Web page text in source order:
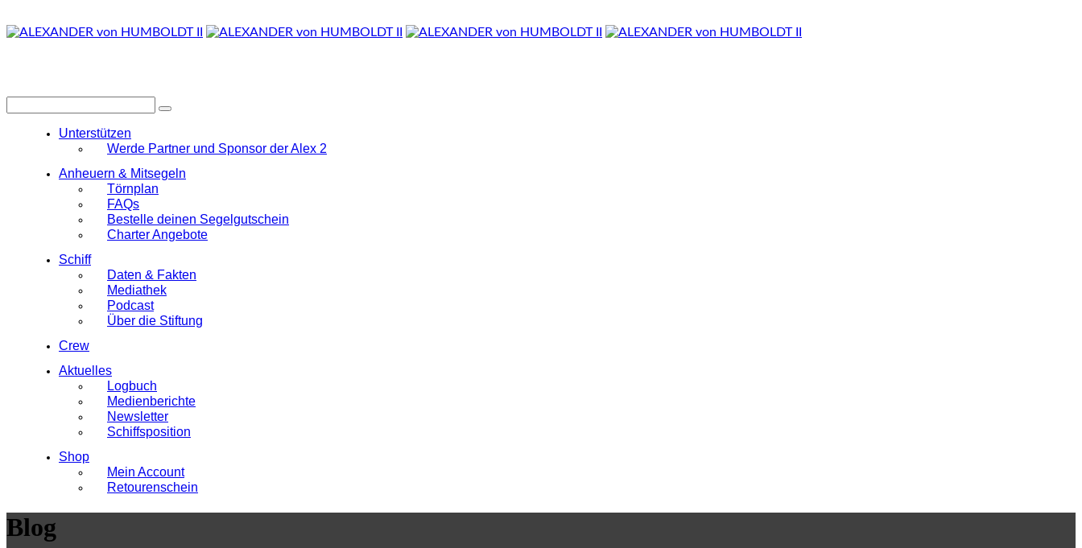
Unterstützen
Werde Partner und Sponsor der Alex 2
Anheuern & Mitsegeln
Törnplan
FAQs
Bestelle deinen Segelgutschein
Charter Angebote
Schiff
Daten & Fakten
Mediathek
Podcast
Über die Stiftung
Crew
Aktuelles
Logbuch
Medienberichte
Newsletter
Schiffsposition
Shop
Mein Account
Retourenschein
Blog